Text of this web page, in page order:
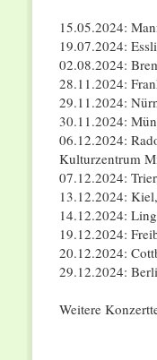
15.05.2024:
19.07.2024:
02.08.2024:
28.11.2024:
29.11.2024:
30.11.2024:
06.12.2024:
Kulturzentrum
07.12.2024:
13.12.2024:
14.12.2024:
19.12.2024:
20.12.2024:
29.12.2024:
Weitere